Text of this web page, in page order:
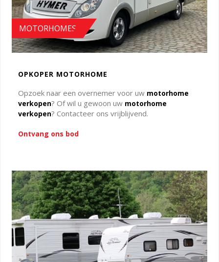
MOTORHOMES
OPKOPER MOTORHOME
Opzoek naar een overnemer voor uw motorhome
verkopen? Of wil u gewoon uw motorhome
verkopen? Contacteer ons vrijblijvend.
Ontvang ons bod